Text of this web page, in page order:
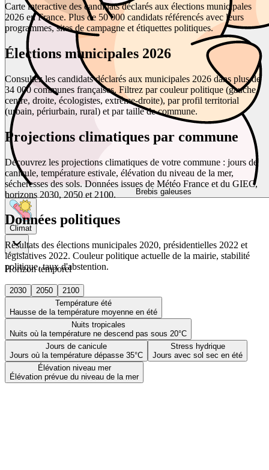
Brebis galeuses
Climat
Horizon temporel
2030 2050
2100
Température été
Hausse de la température moyenne en été
Nuits tropicales
Nuits où la température ne descend pas sous 20°C
Jours de canicule
Jours où la température dépasse 35°C
Stress hydrique
Jours avec sol sec en été
Élévation niveau mer
Élévation prévue du niveau de la mer
Carte interactive des candidats déclarés aux élections municipales
2026 en France. Plus de 50 000 candidats référencés avec leurs
programmes, sites de campagne et étiquettes politiques.
Élections municipales 2026
Consultez les candidats déclarés aux municipales 2026 dans plus de
34 000 communes françaises. Filtrez par couleur politique (gauche,
centre, droite, écologistes, extrême-droite), par profil territorial
(urbain, périurbain, rural) et par taille de commune.
Projections climatiques par commune
Découvrez les projections climatiques de votre commune : jours de
canicule, température estivale, élévation du niveau de la mer,
sécheresses des sols. Données issues de Météo France et du GIEC,
horizons 2030, 2050 et 2100.
Données politiques
Résultats des élections municipales 2020, présidentielles 2022 et
législatives 2022. Couleur politique actuelle de la mairie, stabilité
politique, taux d'abstention.